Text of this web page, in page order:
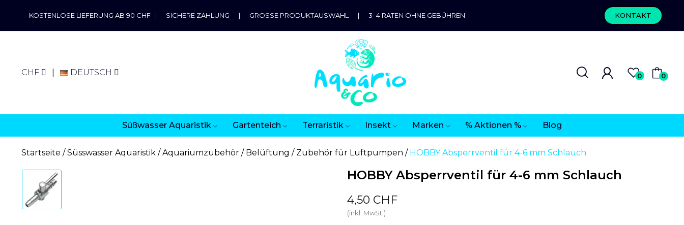
KOSTENLOSE LIEFERUNG AB 90 CHF | SICHERE ZAHLUNG | GROSSE PRODUKTAUSWAHL | 3–4 RATEN OHNE GEBÜHREN KONTAKT
CHF DEUTSCH 0 0
Süßwasser Aquaristik Gartenteich Terraristik Insekt Marken % Aktionen % Blog
Startseite Süsswasser Aquaristik Aquariumzubehör Belüftung Zubehör für Luftpumpen HOBBY Absperrventil für 4-6 mm Schlauch
HOBBY Absperrventil für 4-6 mm Schlauch
4,50 CHF
(inkl. MwSt.)